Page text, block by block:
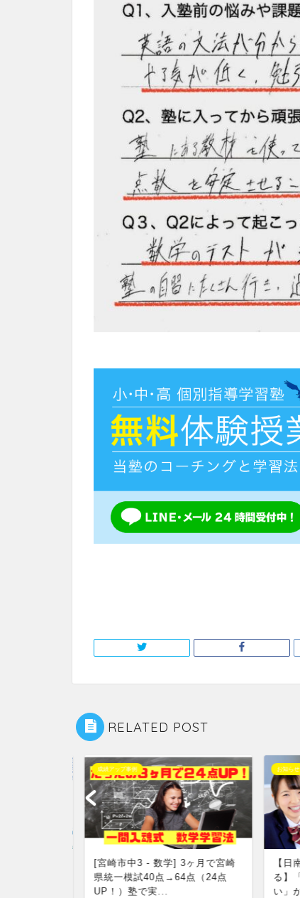
RELATED POST
成績アップ事例
[宮崎市中3 - 数学] 3ヶ月で宮崎
県統一模試40点→64点（24点
UP！）塾で実...
お知らせ
【日
る】
い」